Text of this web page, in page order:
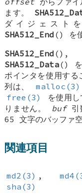
ます。
ダイジェスト
SHA512_End () を使
SHA512_End (),
SHA512_Data() を
ポインタを使用する
列は、
malloc(3)
free(3)
を使用
りません。 buf引
65 文字のバッファ
関連項目
md2(3) ,
sha(3)